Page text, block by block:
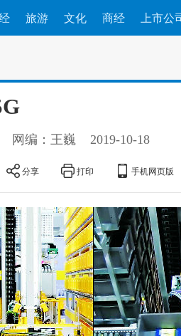
旅游 文化 商经 上市公
网编：王巍 2019-10-18
分享 打印 手机网页版